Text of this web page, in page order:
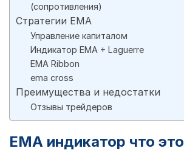
(сопротивления)
Стратегии EMA
Управление капиталом
Индикатор EMA + Laguerre
EMA Ribbon
ema cross
Преимущества и недостатки
Отзывы трейдеров
EMA индикатор что это